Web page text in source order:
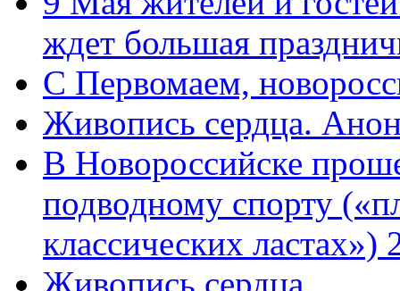
ждет большая
C Первомаем,
Живопись сердца.
В Новороссийске
подводному спорту
классических
Живопись сердца